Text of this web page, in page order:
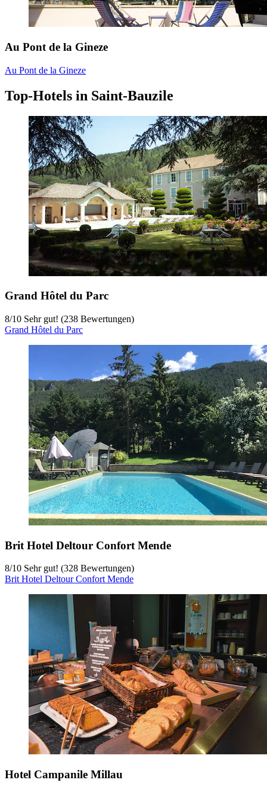
Au Pont de la Gineze
Au Pont de la Gineze
Top-Hotels in Saint-Bauzile
Grand Hôtel du Parc
8/10 Sehr gut! (238 Bewertungen)
Grand Hôtel du Parc
Brit Hotel Deltour Confort Mende
8/10 Sehr gut! (328 Bewertungen)
Brit Hotel Deltour Confort Mende
Hotel Campanile Millau